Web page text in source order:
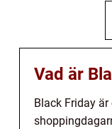
Vad är
Black Friday